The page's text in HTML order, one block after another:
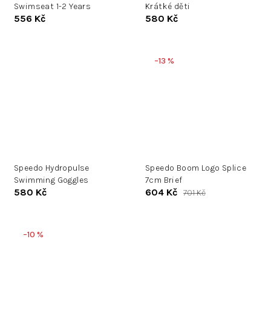
Swimseat 1-2 Years
556 Kč
Krátké děti
580 Kč
Speedo Hydropulse
Swimming Goggles
580 Kč
–13 %
Speedo Boom Logo Splice
7cm Brief
604 Kč 701 Kč
–10 %